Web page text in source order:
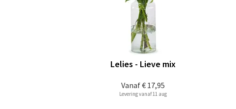
Vanaf€ 17,95
Lelies - Lieve mix
Levering vanaf 11 aug